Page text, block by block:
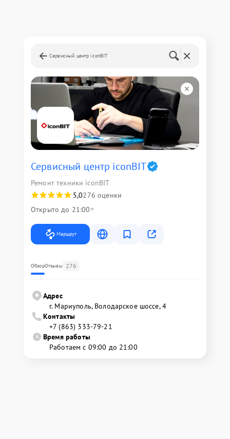
Сервисный центр iconBIT
Сервисный центр iconBIT
Ремонт техники iconBIT
5,0276 оценки
Открыто до 21:00
Маршрут
ОбзорОтзывы 276
Адрес
г. Мариуполь, Володарское шоссе, 4
Контакты
+7 (863) 333-79-21
Время работы
Работаем с 09:00 до 21:00